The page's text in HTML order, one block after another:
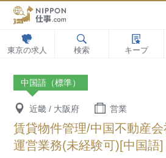
東京の求人 検索 キープ
中国語（標準）
近畿 / 大阪府 営業
賃貸物件管理/中国不動産会
運営業務(未経験可)[中国語]